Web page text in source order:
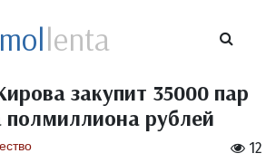
lenta
закупит 35000 пар
полмиллиона рублей
12